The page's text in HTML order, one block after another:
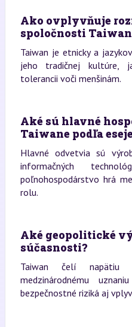
Ako ovplyvňuje
spoločnosti
Taiwan je etnicky a
jeho tradičnej kultúre,
tolerancii voči menšinám.
Aké sú hlavné
Taiwane podľa
Hlavné odvetvia sú
informačných
poľnohospodárstvo hrá
rolu.
Aké geopolitické
súčasnosti?
Taiwan čelí napätiu
medzinárodnému
bezpečnostné riziká aj